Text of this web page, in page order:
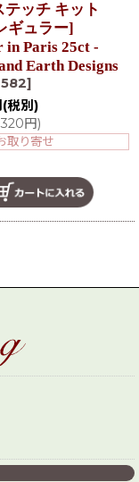
テッチ キット
ギュラー]
in Paris 25ct -
Earth Designs
]
(税別)
円)
取り寄せ